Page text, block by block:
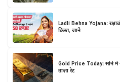
Ladli Behna Yojana:
किस्त, जाने
Gold Price Today: सोने में
ताज़ा रेट